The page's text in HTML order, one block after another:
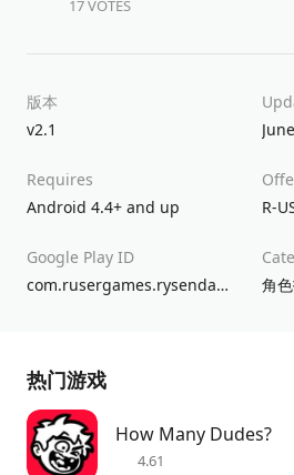
17 VOTES
版本
v2.1
Requires
Android 4.4+ and up
R-
Google Play ID
com.rusergames.rysendawn
角
热门游戏
How Many Dudes?
4.61